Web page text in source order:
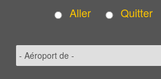
Aller Quitter